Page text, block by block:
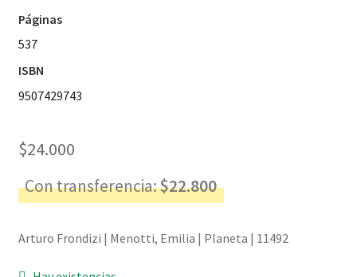
Páginas
537
ISBN
9507429743
$24.000
Con transferencia:$22.800
Arturo Frondizi | Menotti, Emilia | Planeta | 11492